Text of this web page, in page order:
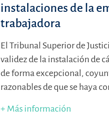
instalaciones de la
trabajadora
El Tribunal Superior de
validez de la instalación de
de forma excepcional,
razonables de que se haya
+ Más información